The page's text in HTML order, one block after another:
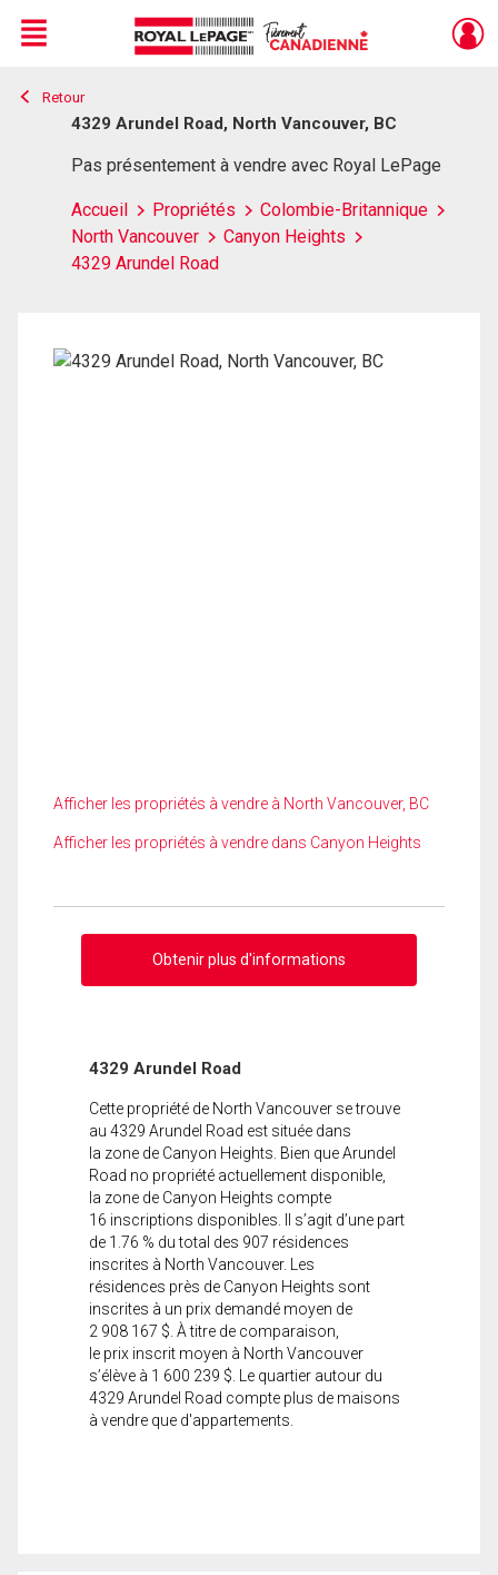
Live
En Direct
Menu
Retour
4329 Arundel Road, North Vancouver, BC
Pas présentement à vendre avec Royal LePage
Accueil Propriétés
Colombie-Britannique
North Vancouver
Canyon Heights
4329 Arundel Road
Afficher les propriétés à vendre à North Vancouver, BC
Afficher les propriétés à vendre dans Canyon Heights
Obtenir plus d'informations
4329 Arundel Road
Cette propriété de North Vancouver se trouve
au 4329 Arundel Road est située dans
la zone de Canyon Heights. Bien que Arundel
Road no propriété actuellement disponible,
la zone de Canyon Heights compte
16 inscriptions disponibles. Il s’agit d’une part
de 1.76 % du total des 907 résidences
inscrites à North Vancouver. Les
résidences près de Canyon Heights sont
inscrites à un prix demandé moyen de
2 908 167 $. À titre de comparaison,
le prix inscrit moyen à North Vancouver
s’élève à 1 600 239 $. Le quartier autour du
4329 Arundel Road compte plus de maisons
à vendre que d'appartements.